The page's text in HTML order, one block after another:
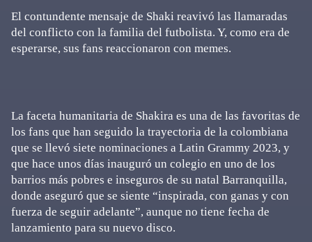
El contundente mensaje de Shaki reavivó las llamaradas
del conflicto con la familia del futbolista. Y, como era de
esperarse, sus fans reaccionaron con memes.
La faceta humanitaria de Shakira es una de las favoritas de
los fans que han seguido la trayectoria de la colombiana
que se llevó siete nominaciones a Latin Grammy 2023, y
que hace unos días inauguró un colegio en uno de los
barrios más pobres e inseguros de su natal Barranquilla,
donde aseguró que se siente “inspirada, con ganas y con
fuerza de seguir adelante”, aunque no tiene fecha de
lanzamiento para su nuevo disco.